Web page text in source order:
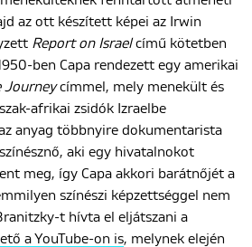
Blog
ENGLISH
az ott készített képei az Irwin
Report on Israelcímű kötetben
ben Capa rendezett egy amerikai
Journeycímmel, mely menekült és
afrikai zsidók Izraelbe
anyag többnyire dokumentarista
aki egy hivatalnokot
meg, így Capa akkori barátnőjét a
színészi képzettséggel nem
t hívta el eljátszani a
a YouTube-on is, melynek elején